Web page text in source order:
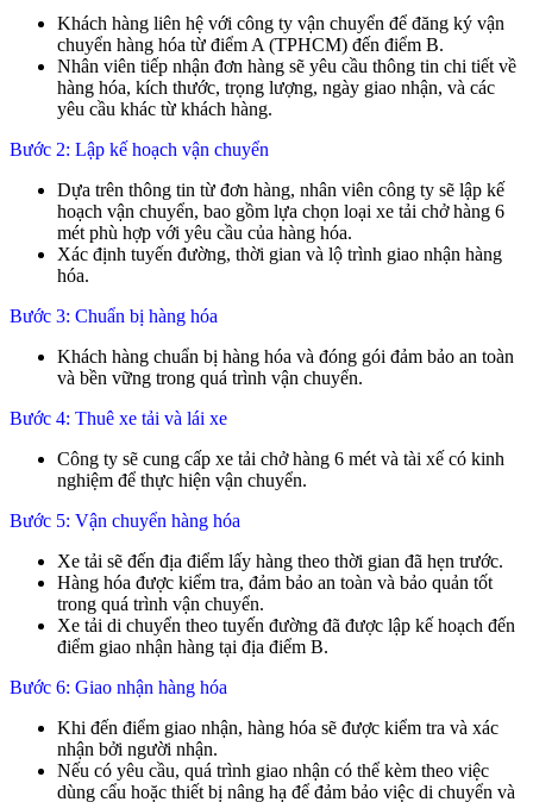
Khách hàng liên hệ với công ty vận chuyển để đăng ký vận
chuyển hàng hóa từ điểm A (TPHCM) đến điểm B.
Nhân viên tiếp nhận đơn hàng sẽ yêu cầu thông tin chi tiết về
hàng hóa, kích thước, trọng lượng, ngày giao nhận, và các
yêu cầu khác từ khách hàng.
Bước 2: Lập kế hoạch vận chuyển
Dựa trên thông tin từ đơn hàng, nhân viên công ty sẽ lập kế
hoạch vận chuyển, bao gồm lựa chọn loại xe tải chở hàng 6
mét phù hợp với yêu cầu của hàng hóa.
Xác định tuyến đường, thời gian và lộ trình giao nhận hàng
hóa.
Bước 3: Chuẩn bị hàng hóa
Khách hàng chuẩn bị hàng hóa và đóng gói đảm bảo an toàn
và bền vững trong quá trình vận chuyển.
Bước 4: Thuê xe tải và lái xe
Công ty sẽ cung cấp xe tải chở hàng 6 mét và tài xế có kinh
nghiệm để thực hiện vận chuyển.
Bước 5: Vận chuyển hàng hóa
Xe tải sẽ đến địa điểm lấy hàng theo thời gian đã hẹn trước.
Hàng hóa được kiểm tra, đảm bảo an toàn và bảo quản tốt
trong quá trình vận chuyển.
Xe tải di chuyển theo tuyến đường đã được lập kế hoạch đến
điểm giao nhận hàng tại địa điểm B.
Bước 6: Giao nhận hàng hóa
Khi đến điểm giao nhận, hàng hóa sẽ được kiểm tra và xác
nhận bởi người nhận.
Nếu có yêu cầu, quá trình giao nhận có thể kèm theo việc
dùng cẩu hoặc thiết bị nâng hạ để đảm bảo việc di chuyển và